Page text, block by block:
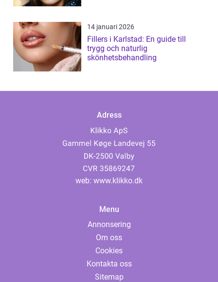
14 januari 2026
Fillers i Karlstad: En guide till
trygg och naturlig
skönhetsbehandling
Adress
web: www.klikko.dk
Menu
Annonsering
Om oss
Cookies
Kontakta oss
Sitemap